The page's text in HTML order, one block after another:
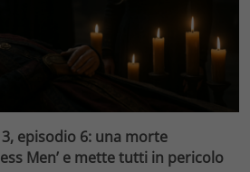
episodio 6: una morte
Men’ e mette tutti in pericolo